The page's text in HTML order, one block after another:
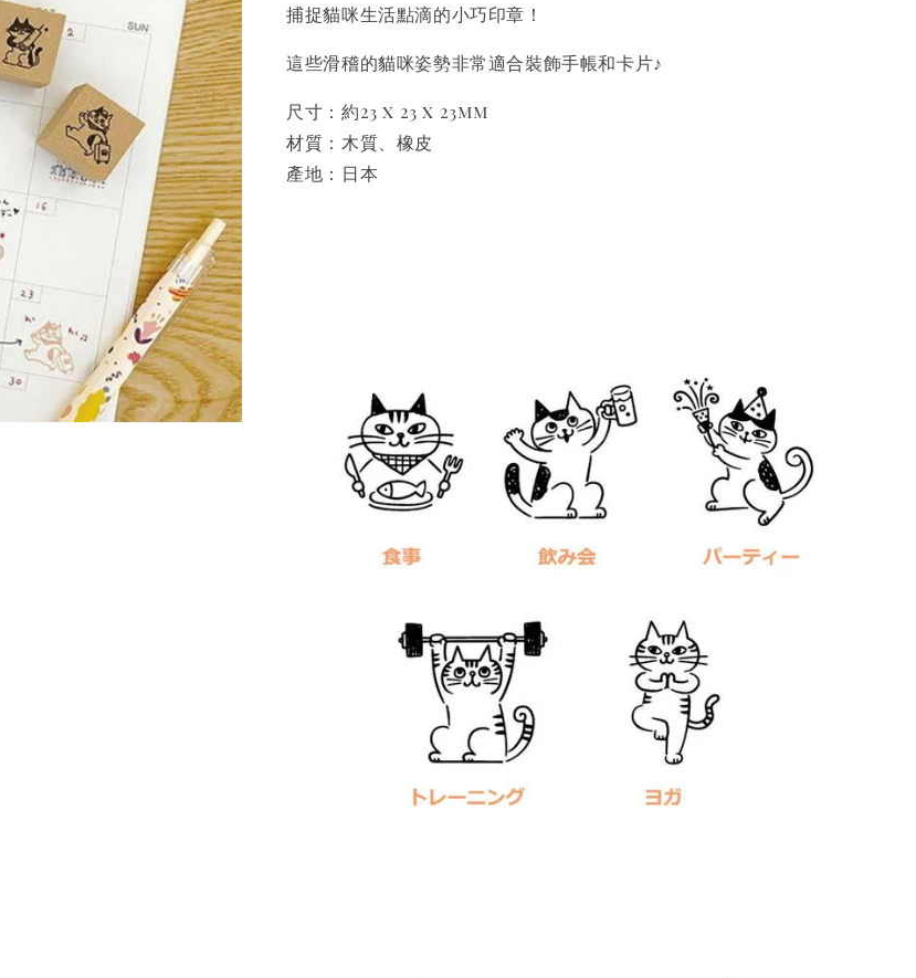
捕捉貓咪生活點滴的小巧印章！
這些滑稽的貓咪姿勢非常適合裝飾手帳和卡片♪
尺寸：約23 x 23 x 23mm
材質：木質、橡皮
產地：日本